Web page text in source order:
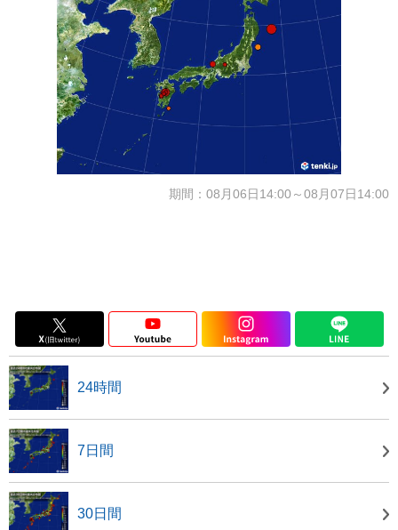
期間：08月06日14:00～08月07日14:00
24時間
7日間
30日間